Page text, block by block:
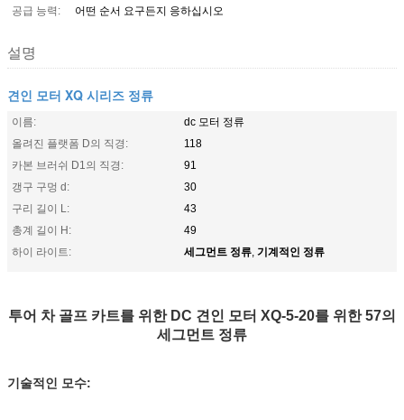
공급 능력:
어떤 순서 요구든지 응하십시오
설명
견인 모터 XQ 시리즈 정류
이름:
dc 모터 정류
올려진 플랫폼 D의 직경:
118
카본 브러쉬 D1의 직경:
91
갱구 구멍 d:
30
구리 길이 L:
43
총계 길이 H:
49
하이 라이트:
세그먼트 정류, 기계적인 정류
투어 차 골프 카트를 위한 DC 견인 모터 XQ-5-20를 위한 57의
세그먼트 정류
기술적인 모수: